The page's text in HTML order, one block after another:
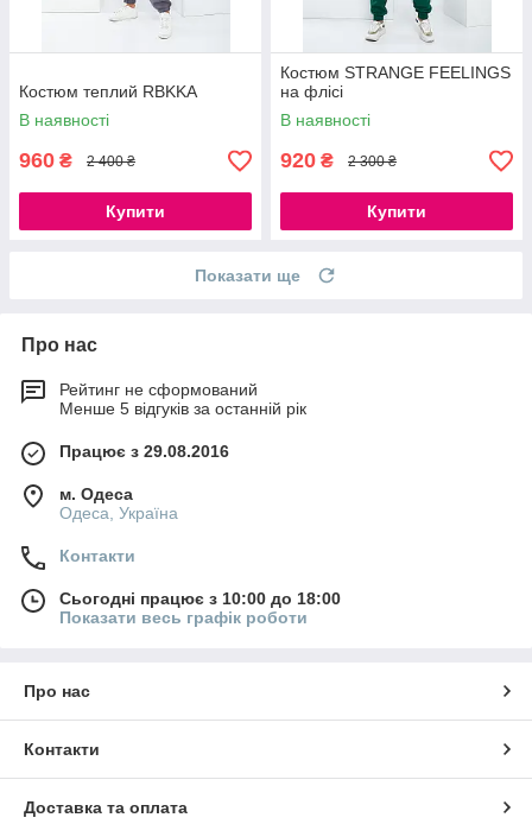
Костюм теплий RBKKA
В наявності
960 ₴ 2 400 ₴
Купити
Костюм STRANGE FEELINGS
на флісі
В наявності
920 ₴ 2 300 ₴
Купити
Показати ще
Про нас
Рейтинг не сформований
Менше 5 відгуків за останній рік
Працює з 29.08.2016
м. Одеса
Одеса, Україна
Контакти
Сьогодні працює з 10:00 до 18:00
Показати весь графік роботи
Про нас
Контакти
Доставка та оплата